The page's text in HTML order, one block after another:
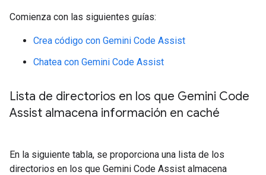
Comienza con las siguientes guías:
Crea código con Gemini Code Assist
Chatea con Gemini Code Assist
Lista de directorios en los que Gemini Code
Assist almacena información en caché
En la siguiente tabla, se proporciona una lista de los
directorios en los que Gemini Code Assist almacena